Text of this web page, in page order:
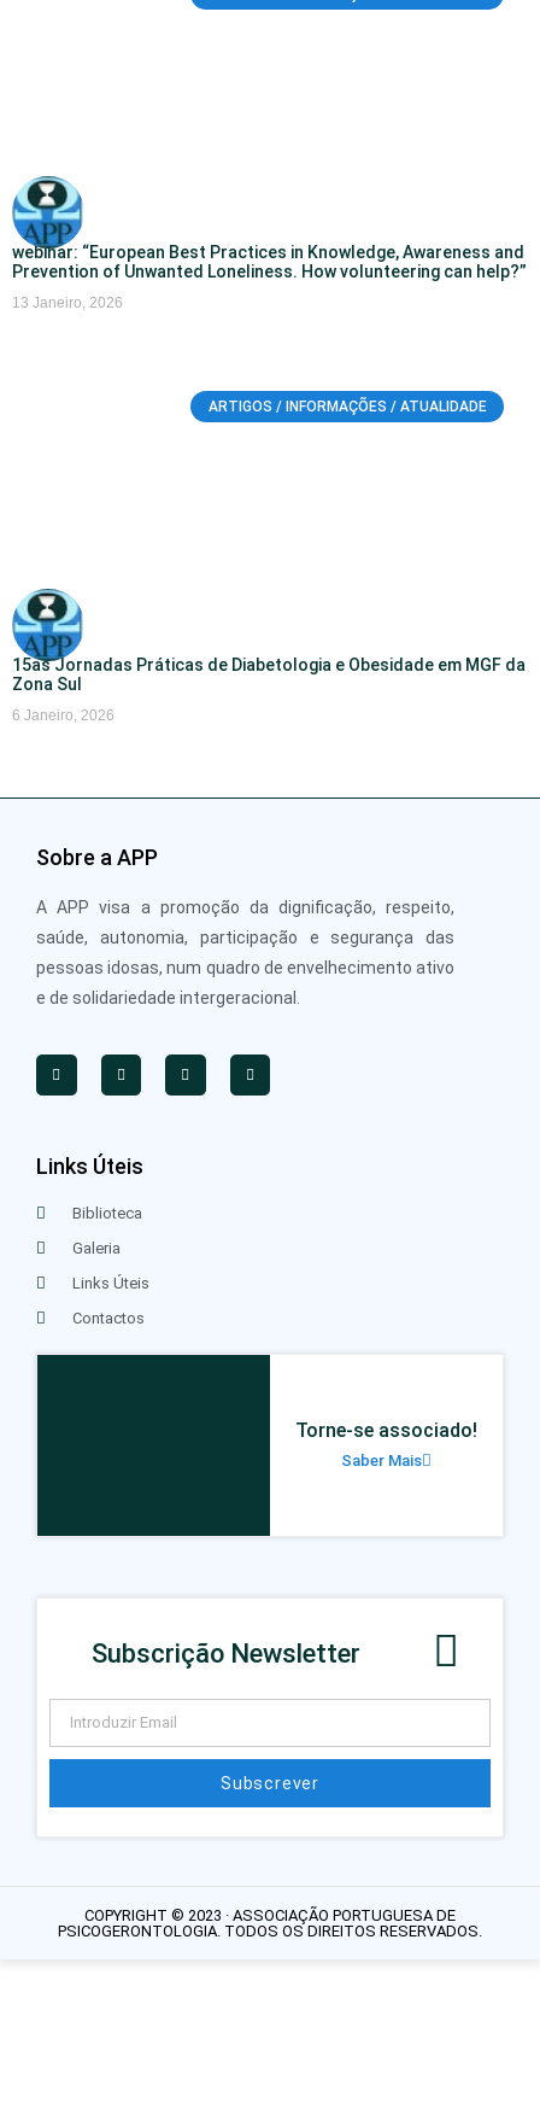
webinar: “European Best Practices in Knowledge, Awareness and
Prevention of Unwanted Loneliness. How volunteering can help?”
13 Janeiro, 2026
ARTIGOS / INFORMAÇÕES / ATUALIDADE
15as Jornadas Práticas de Diabetologia e Obesidade em MGF da
Zona Sul
6 Janeiro, 2026
Sobre a APP
A APP visa a promoção da dignificação, respeito,
saúde, autonomia, participação e segurança das
pessoas idosas, num quadro de envelhecimento ativo
e de solidariedade intergeracional.
Links Úteis
Biblioteca
Galeria
Links Úteis
Contactos
Torne-se associado!
Saber Mais
Subscrição Newsletter
Subscrever
COPYRIGHT © 2023 · ASSOCIAÇÃO PORTUGUESA DE
PSICOGERONTOLOGIA. TODOS OS DIREITOS RESERVADOS.